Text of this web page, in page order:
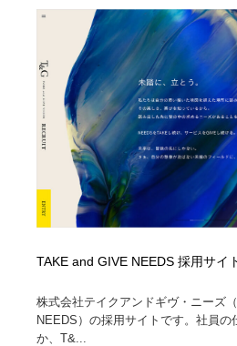
TAKE and GIVE NEEDS 採用サイ
株式会社テイクアンドギヴ・ニーズ
NEEDS）の採用サイトです。社員の
か、T&...